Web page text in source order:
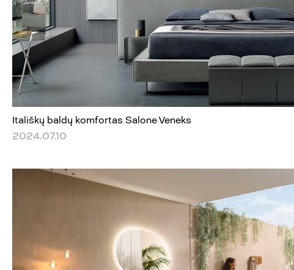
Itališkų baldų komfortas Salone Veneks
2024.07.10